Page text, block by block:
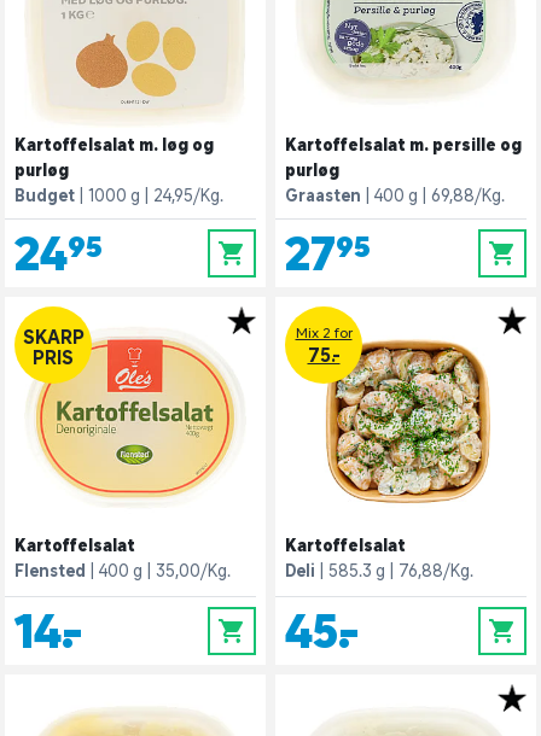
Kartoffelsalat m. løg og
purløg
Budget
1000 g 24,95/Kg.
24,95 0
Kartoffelsalat m. persille og
purløg
Graasten
400 g 69,88/Kg.
27,95 0
SKARP
PRIS
Kartoffelsalat
Flensted
400 g 35,00/Kg.
14,- 0
Mix 2 for
75.-
Kartoffelsalat
Deli
585.3 g 76,88/Kg.
45,- 0